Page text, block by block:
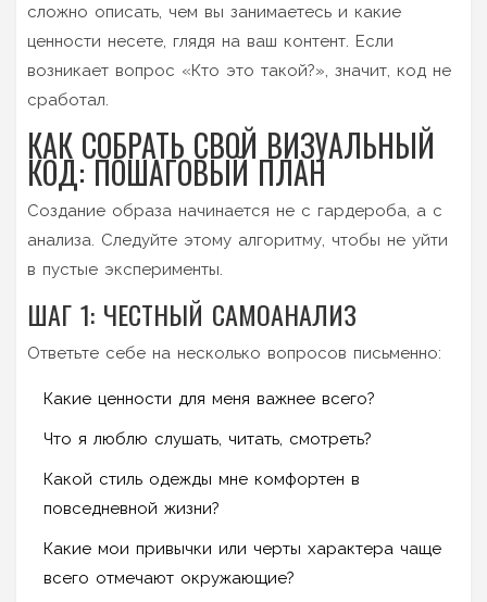
сложно описать, чем вы занимаетесь и какие
ценности несете, глядя на ваш контент. Если
возникает вопрос «Кто это такой?», значит, код не
сработал.
КАК СОБРАТЬ СВОЙ ВИЗУАЛЬНЫЙ
КОД: ПОШАГОВЫЙ ПЛАН
Создание образа начинается не с гардероба, а с
анализа. Следуйте этому алгоритму, чтобы не уйти
в пустые эксперименты.
ШАГ 1: ЧЕСТНЫЙ САМОАНАЛИЗ
Ответьте себе на несколько вопросов письменно:
Какие ценности для меня важнее всего?
Что я люблю слушать, читать, смотреть?
Какой стиль одежды мне комфортен в
повседневной жизни?
Какие мои привычки или черты характера чаще
всего отмечают окружающие?